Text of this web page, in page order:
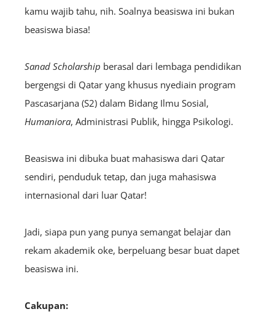
kamu wajib tahu, nih. Soalnya beasiswa ini bukan
beasiswa biasa!
Sanad Scholarship berasal dari lembaga pendidikan
bergengsi di Qatar yang khusus nyediain program
Pascasarjana (S2) dalam Bidang Ilmu Sosial,
Humaniora, Administrasi Publik, hingga Psikologi.
Beasiswa ini dibuka buat mahasiswa dari Qatar
sendiri, penduduk tetap, dan juga mahasiswa
internasional dari luar Qatar!
Jadi, siapa pun yang punya semangat belajar dan
rekam akademik oke, berpeluang besar buat dapet
beasiswa ini.
Cakupan: